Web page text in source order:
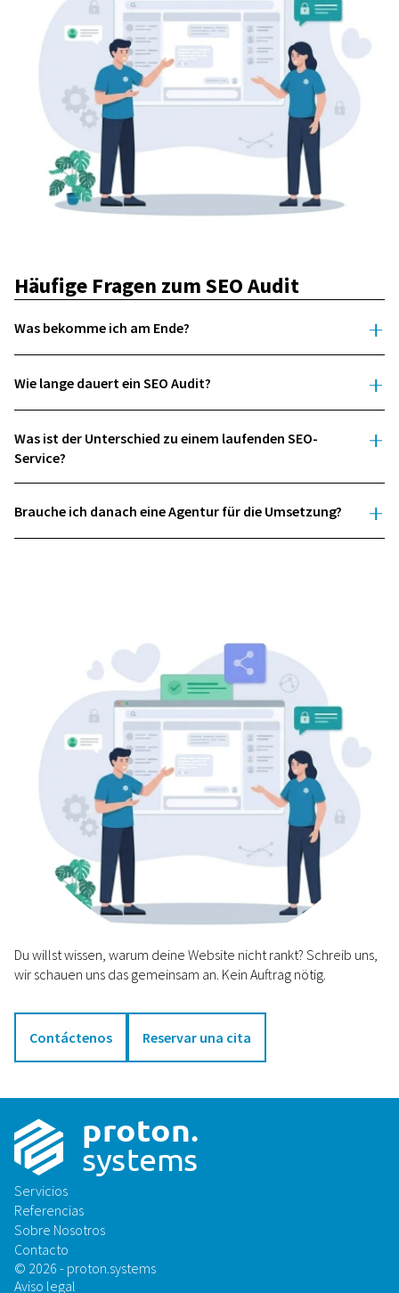
Häufige Fragen zum SEO Audit
Was bekomme ich am Ende?
Wie lange dauert ein SEO Audit?
Was ist der Unterschied zu einem laufenden SEO-
Service?
Brauche ich danach eine Agentur für die Umsetzung?
Du willst wissen, warum deine Website nicht rankt? Schreib uns,
wir schauen uns das gemeinsam an. Kein Auftrag nötig.
Contáctenos Reservar una cita
proton.
systems
Servicios
Referencias
Sobre Nosotros
Contacto
© 2026 - proton.systems
Aviso legal